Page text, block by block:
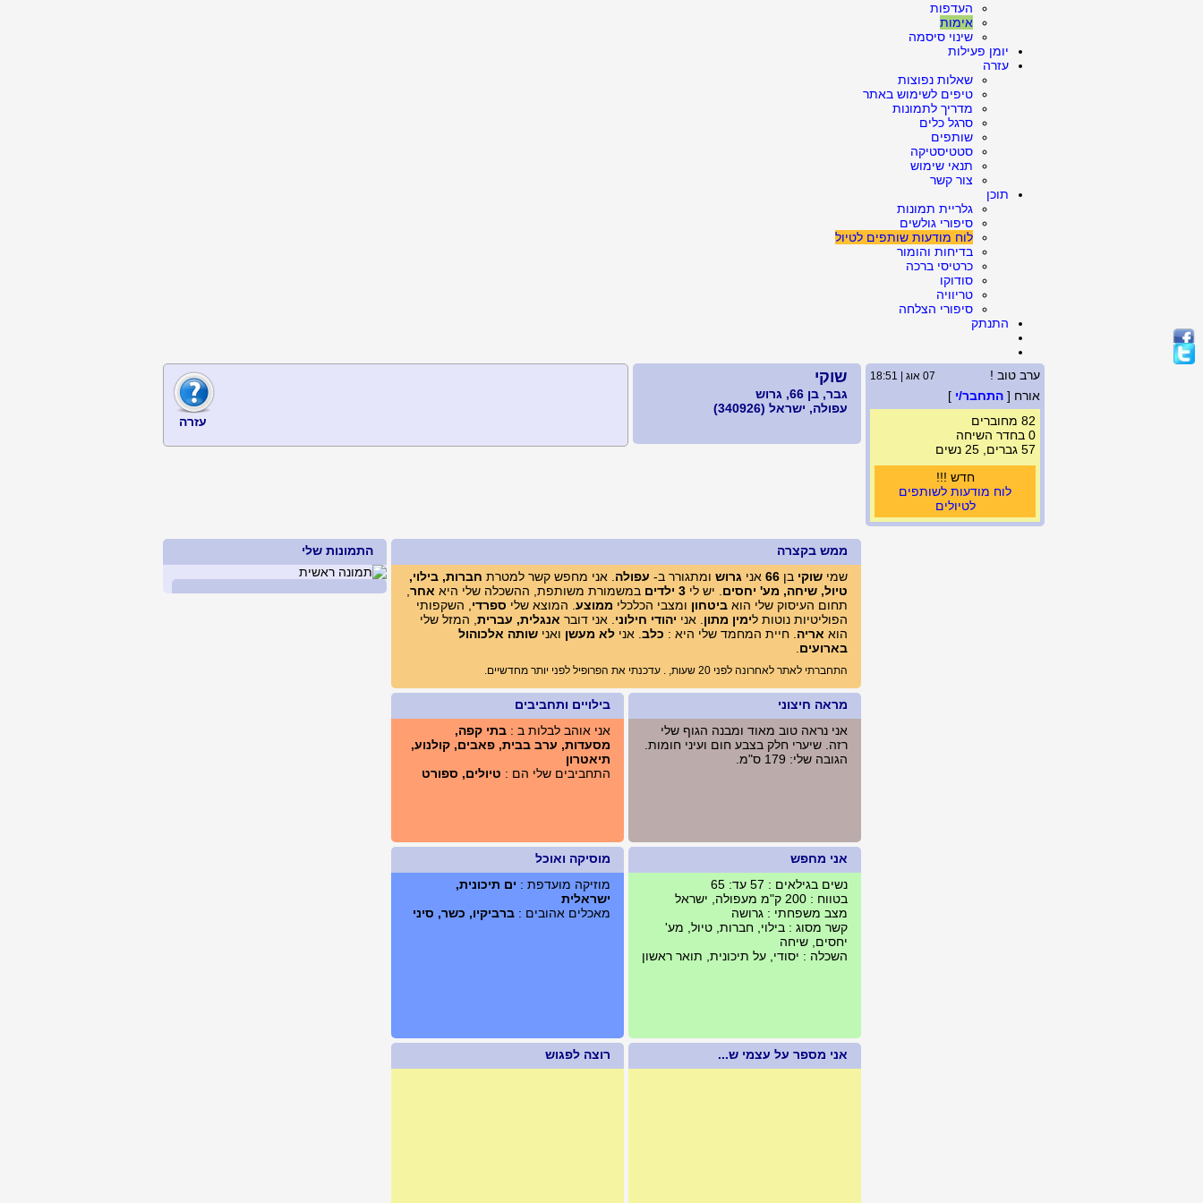
העדפות
אימות
שינוי סיסמה
יומן פעילות
עזרה
שאלות נפוצות
טיפים לשימוש באתר
מדריך לתמונות
סרגל כלים
שותפים
סטטיסטיקה
תנאי שימוש
צור קשר
תוכן
גלריית תמונות
סיפורי גולשים
לוח מודעות שותפים לטיול
בדיחות והומור
כרטיסי ברכה
סודוקו
טריוויה
סיפורי הצלחה
התנתק
ערב טוב ! 07 אוג | 18:51
אורח [ התחבר/י ]
82 מחוברים
0 בחדר השיחה
57 גברים, 25 נשים
חדש !!!
לוח מודעות לשותפים
לטיולים
שוקי
גבר, בן 66, גרוש
עפולה, ישראל (340926)
עזרה
התמונות שלי
ממש בקצרה
שמי שוקי בן 66 אני גרוש ומתגורר ב- עפולה . אני מחפש קשר למטרת חברות, בילוי,
טיול, שיחה, מע' יחסים . יש לי 3 ילדים במשמורת משותפת, ההשכלה שלי היא אחר
תחום העיסוק שלי הוא ביטחון ומצבי הכלכלי ממוצע . המוצא שלי ספרדי , השקפותי
הפוליטיות נוטות לימין מתון . אני יהודי חילוני . אני דובר אנגלית, עברית , המזל שלי
הוא אריה . חיית המחמד שלי היא : כלב . אני לא מעשן ואני שותה אלכוהול
בארועים
התחברתי לאתר לאחרונה לפני 20 שעות, . עדכנתי את הפרופיל לפני יותר מחדשיים.
מראה חיצוני
אני נראה טוב מאוד ומבנה הגוף שלי
רזה. שיערי חלק בצבע חום ועיני חומות.
הגובה שלי: 179 ס"מ.
אני מחפש
נשים בגילאים : 57 עד: 65
בטווח : 200 ק"מ מעפולה, ישראל
מצב משפחתי : גרושה
קשר מסוג : בילוי, חברות, טיול, מע'
יחסים, שיחה
השכלה : יסודי, על תיכונית, תואר ראשון
אני מספר על עצמי ש...
בילויים ותחביבים
אני אוהב לבלות ב : בתי קפה,
מסעדות, ערב בבית, פאבים, קולנוע,
תיאטרון
התחביבים שלי הם : טיולים, ספורט
מוסיקה ואוכל
מוזיקה מועדפת : ים תיכונית,
ישראלית
מאכלים אהובים : ברביקיו, כשר, סיני
רוצה לפגוש